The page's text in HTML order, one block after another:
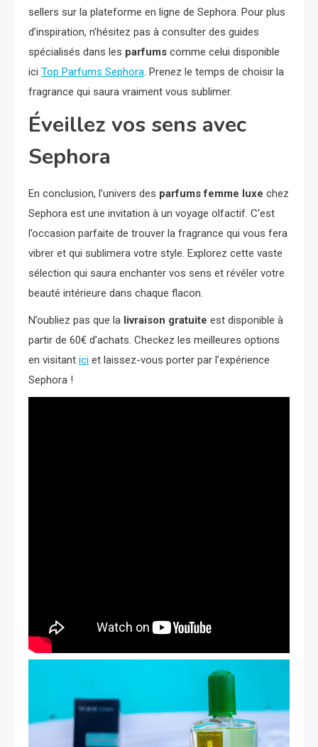
sellers sur la plateforme en ligne de Sephora. Pour plus
d’inspiration, n’hésitez pas à consulter des guides
spécialisés dans les parfums comme celui disponible
ici Top Parfums Sephora. Prenez le temps de choisir la
fragrance qui saura vraiment vous sublimer.
Éveillez vos sens avec
Sephora
En conclusion, l’univers des parfums femme luxe chez
Sephora est une invitation à un voyage olfactif. C’est
l’occasion parfaite de trouver la fragrance qui vous fera
vibrer et qui sublimera votre style. Explorez cette vaste
sélection qui saura enchanter vos sens et révéler votre
beauté intérieure dans chaque flacon.
N’oubliez pas que la livraison gratuite est disponible à
partir de 60€ d’achats. Checkez les meilleures options
en visitant ici et laissez-vous porter par l’expérience
Sephora !